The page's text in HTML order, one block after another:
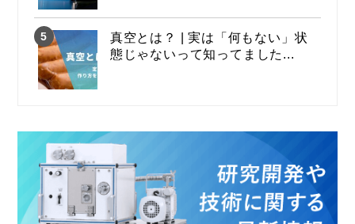
真空とは？ | 実は「何もない」状
態じゃないって知ってました...